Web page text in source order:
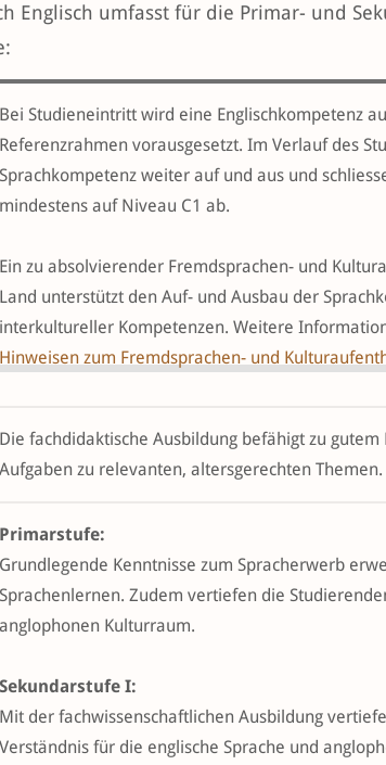
Englisch umfasst für die Primar- und
Bei Studieneintritt wird eine Englischkompetenz
Referenzrahmen vorausgesetzt. Im Verlauf des
Sprachkompetenz weiter auf und aus und
mindestens auf Niveau C1 ab.
Ein zu absolvierender Fremdsprachen- und
Land unterstützt den Auf- und Ausbau der
interkultureller Kompetenzen. Weitere
Hinweisen zum Fremdsprachen- und
Die fachdidaktische Ausbildung befähigt zu
Aufgaben zu relevanten, altersgerechten Themen.
Primarstufe:
Grundlegende Kenntnisse zum Spracherwerb
Sprachenlernen. Zudem vertiefen die
anglophonen Kulturraum.
Sekundarstufe I:
Mit der fachwissenschaftlichen Ausbildung
Verständnis für die englische Sprache und